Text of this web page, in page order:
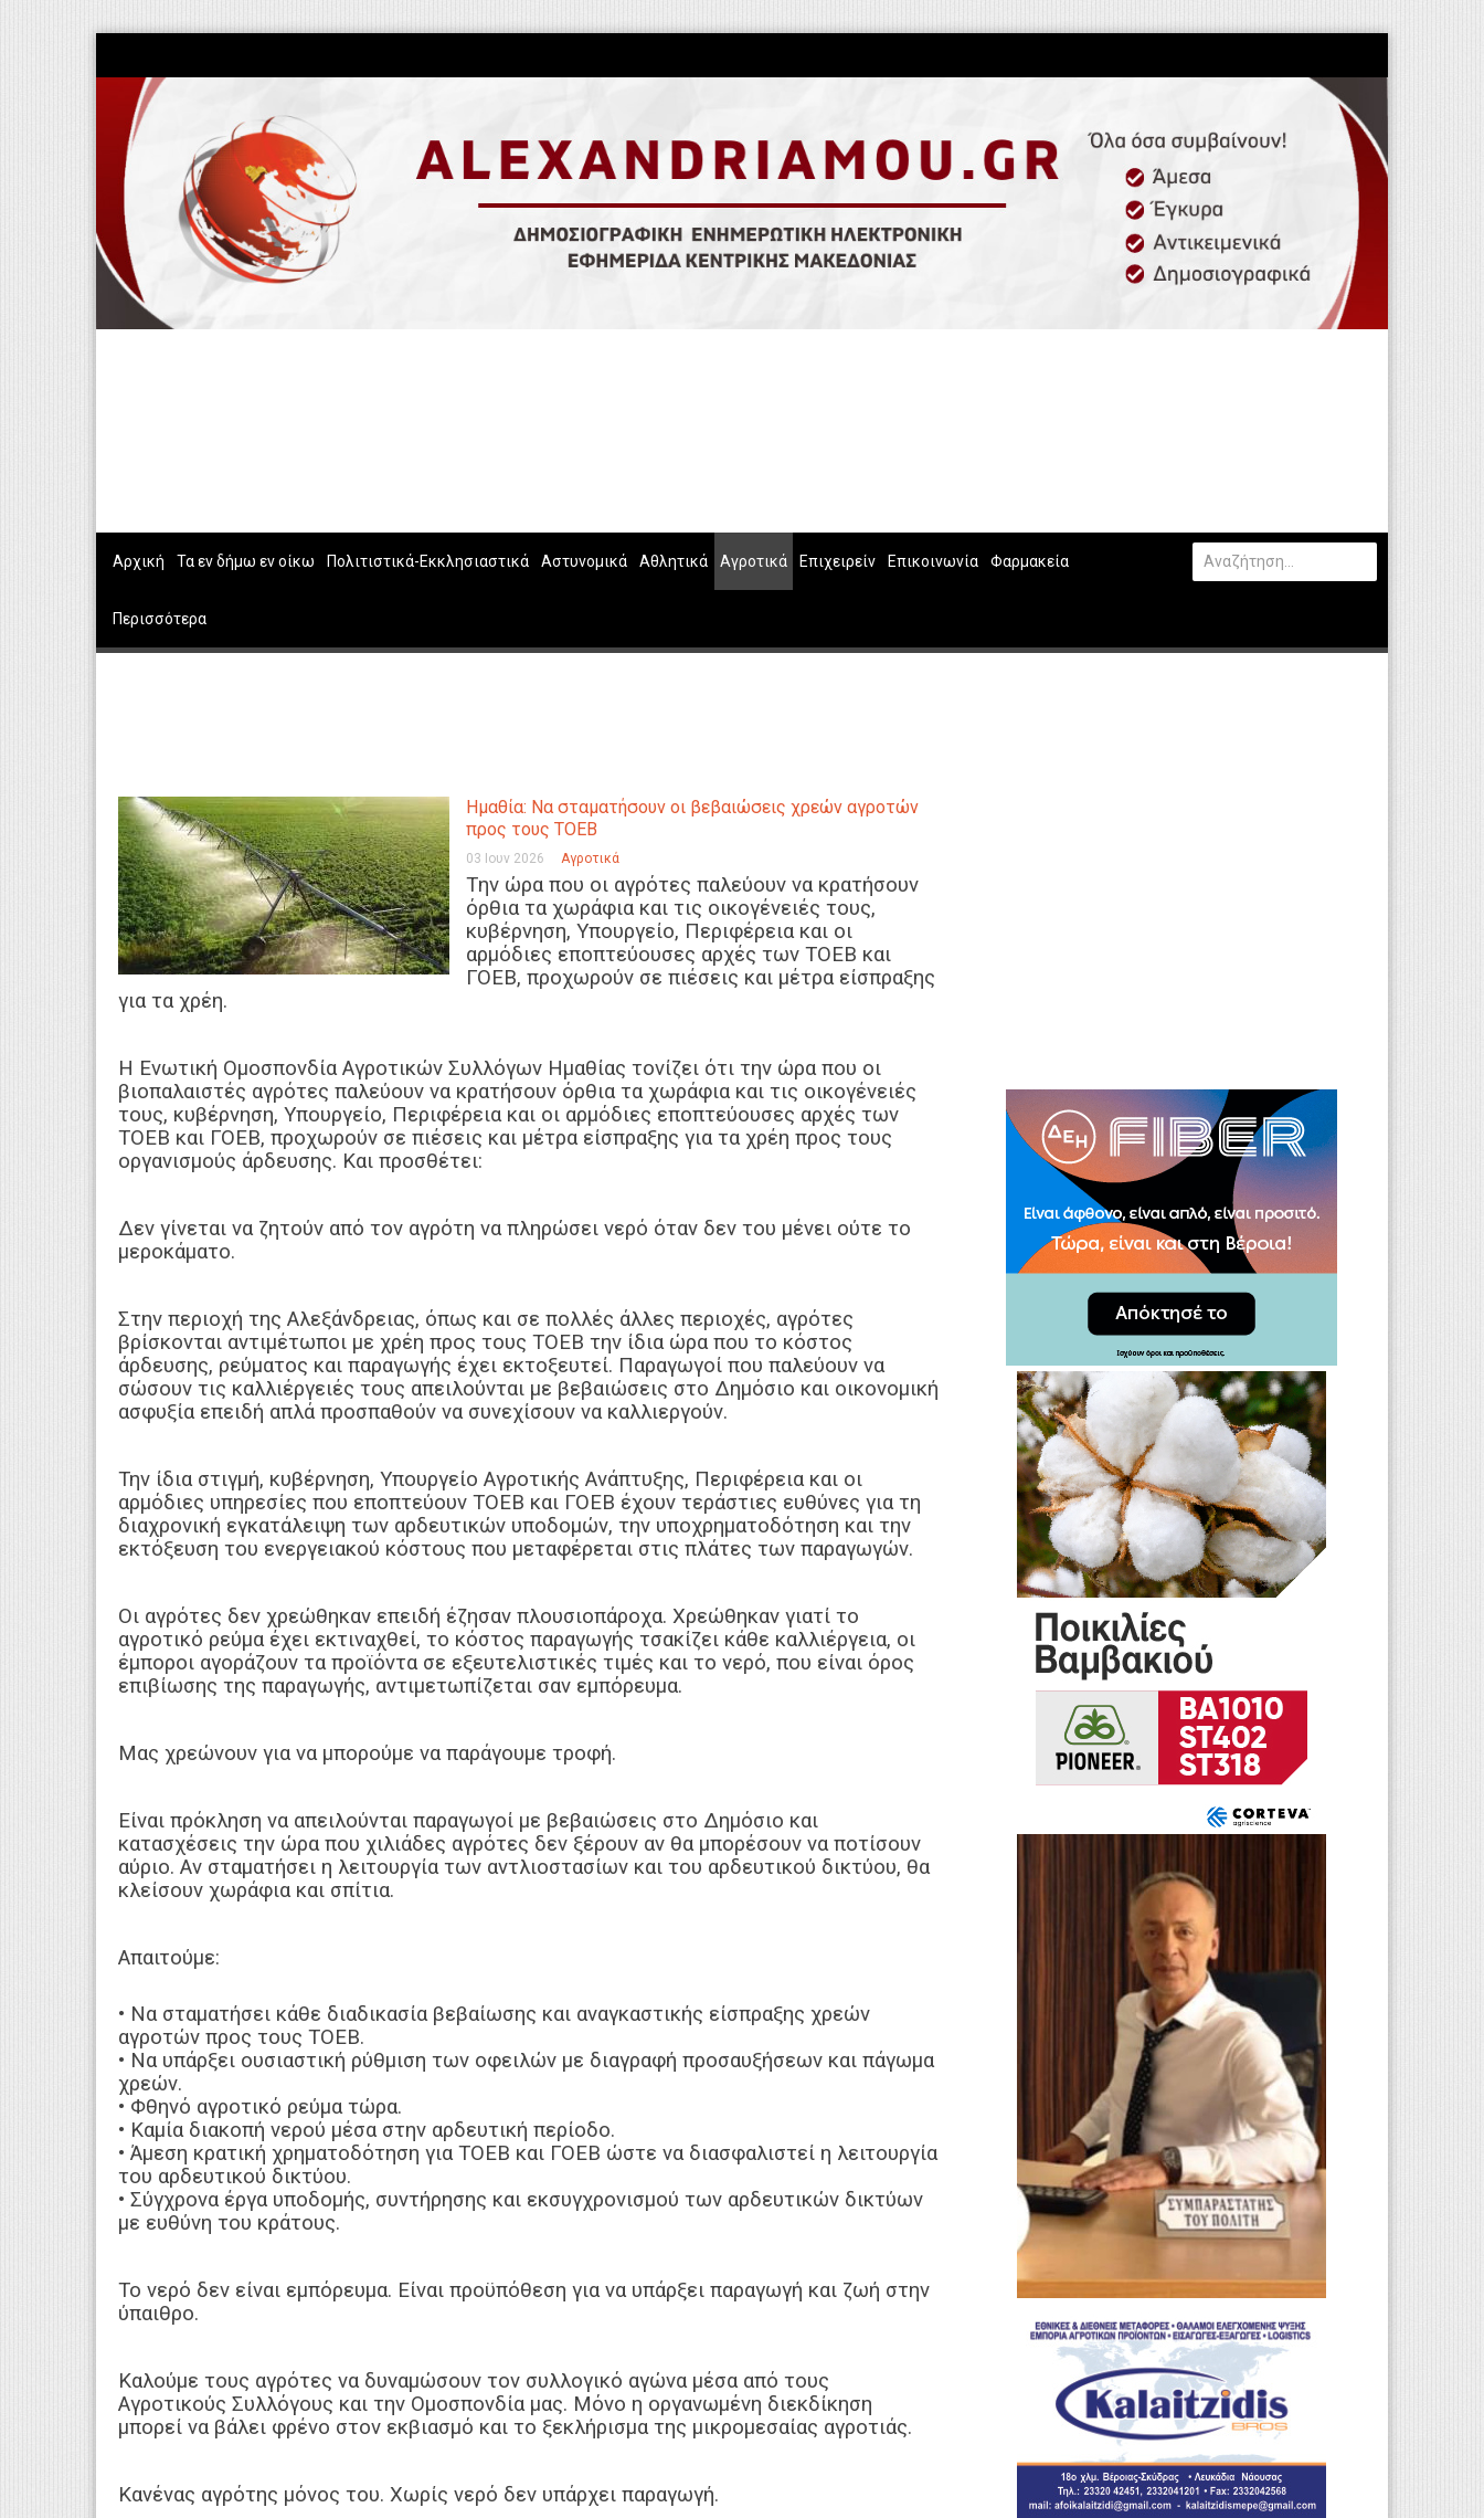
Αρχική Τα εν δήμω εν οίκω Πολιτιστικά-Εκκλησιαστικά Αστυνομικά Αθλητικά Αγροτικά Επιχειρείν Επικοινωνία Φαρμακεία
Περισσότερα
Ημαθία: Να σταματήσουν οι βεβαιώσεις χρεών αγροτών
προς τους ΤΟΕΒ
03 Ιουν 2026 Αγροτικά
Tην ώρα που οι αγρότες παλεύουν να κρατήσουν
όρθια τα χωράφια και τις οικογένειές τους,
κυβέρνηση, Υπουργείο, Περιφέρεια και οι
αρμόδιες εποπτεύουσες αρχές των ΤΟΕΒ και
ΓΟΕΒ, προχωρούν σε πιέσεις και μέτρα είσπραξης
για τα χρέη.
Η Ενωτική Ομοσπονδία Αγροτικών Συλλόγων Ημαθίας τονίζει ότι την ώρα που οι
βιοπαλαιστές αγρότες παλεύουν να κρατήσουν όρθια τα χωράφια και τις οικογένειές
τους, κυβέρνηση, Υπουργείο, Περιφέρεια και οι αρμόδιες εποπτεύουσες αρχές των
ΤΟΕΒ και ΓΟΕΒ, προχωρούν σε πιέσεις και μέτρα είσπραξης για τα χρέη προς τους
οργανισμούς άρδευσης. Και προσθέτει:
Δεν γίνεται να ζητούν από τον αγρότη να πληρώσει νερό όταν δεν του μένει ούτε το
μεροκάματο.
Στην περιοχή της Αλεξάνδρειας, όπως και σε πολλές άλλες περιοχές, αγρότες
βρίσκονται αντιμέτωποι με χρέη προς τους ΤΟΕΒ την ίδια ώρα που το κόστος
άρδευσης, ρεύματος και παραγωγής έχει εκτοξευτεί. Παραγωγοί που παλεύουν να
σώσουν τις καλλιέργειές τους απειλούνται με βεβαιώσεις στο Δημόσιο και οικονομική
ασφυξία επειδή απλά προσπαθούν να συνεχίσουν να καλλιεργούν.
Την ίδια στιγμή, κυβέρνηση, Υπουργείο Αγροτικής Ανάπτυξης, Περιφέρεια και οι
αρμόδιες υπηρεσίες που εποπτεύουν ΤΟΕΒ και ΓΟΕΒ έχουν τεράστιες ευθύνες για τη
διαχρονική εγκατάλειψη των αρδευτικών υποδομών, την υποχρηματοδότηση και την
εκτόξευση του ενεργειακού κόστους που μεταφέρεται στις πλάτες των παραγωγών.
Οι αγρότες δεν χρεώθηκαν επειδή έζησαν πλουσιοπάροχα. Χρεώθηκαν γιατί το
αγροτικό ρεύμα έχει εκτιναχθεί, το κόστος παραγωγής τσακίζει κάθε καλλιέργεια, οι
έμποροι αγοράζουν τα προϊόντα σε εξευτελιστικές τιμές και το νερό, που είναι όρος
επιβίωσης της παραγωγής, αντιμετωπίζεται σαν εμπόρευμα.
Μας χρεώνουν για να μπορούμε να παράγουμε τροφή.
Είναι πρόκληση να απειλούνται παραγωγοί με βεβαιώσεις στο Δημόσιο και
κατασχέσεις την ώρα που χιλιάδες αγρότες δεν ξέρουν αν θα μπορέσουν να ποτίσουν
αύριο. Αν σταματήσει η λειτουργία των αντλιοστασίων και του αρδευτικού δικτύου, θα
κλείσουν χωράφια και σπίτια.
Απαιτούμε:
• Να σταματήσει κάθε διαδικασία βεβαίωσης και αναγκαστικής είσπραξης χρεών
αγροτών προς τους ΤΟΕΒ.
• Να υπάρξει ουσιαστική ρύθμιση των οφειλών με διαγραφή προσαυξήσεων και πάγωμα
χρεών.
• Φθηνό αγροτικό ρεύμα τώρα.
• Καμία διακοπή νερού μέσα στην αρδευτική περίοδο.
• Άμεση κρατική χρηματοδότηση για ΤΟΕΒ και ΓΟΕΒ ώστε να διασφαλιστεί η λειτουργία
του αρδευτικού δικτύου.
• Σύγχρονα έργα υποδομής, συντήρησης και εκσυγχρονισμού των αρδευτικών δικτύων
με ευθύνη του κράτους.
Το νερό δεν είναι εμπόρευμα. Είναι προϋπόθεση για να υπάρξει παραγωγή και ζωή στην
ύπαιθρο.
Καλούμε τους αγρότες να δυναμώσουν τον συλλογικό αγώνα μέσα από τους
Αγροτικούς Συλλόγους και την Ομοσπονδία μας. Μόνο η οργανωμένη διεκδίκηση
μπορεί να βάλει φρένο στον εκβιασμό και το ξεκλήρισμα της μικρομεσαίας αγροτιάς.
Κανένας αγρότης μόνος του. Χωρίς νερό δεν υπάρχει παραγωγή.